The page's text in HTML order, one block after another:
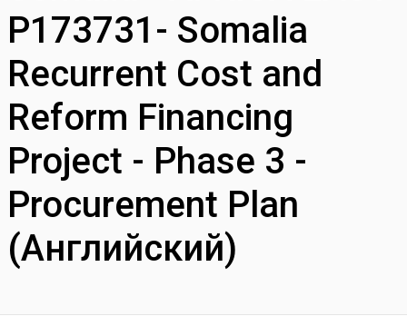
P173731- Somalia
Recurrent Cost and
Reform Financing
Project - Phase 3 -
Procurement Plan
(Английский)